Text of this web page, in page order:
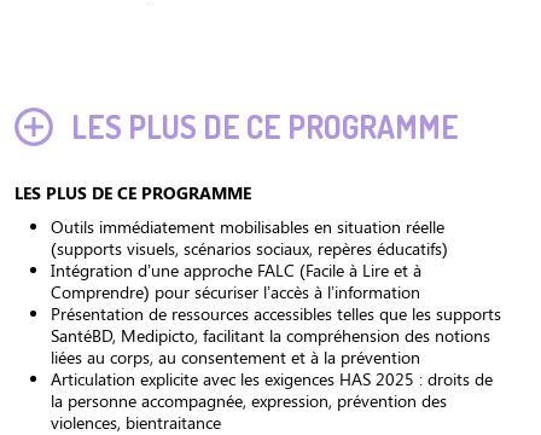
LES PLUS DE CE PROGRAMME
LES PLUS DE CE PROGRAMME
Outils immédiatement mobilisables en situation réelle
(supports visuels, scénarios sociaux, repères éducatifs)
Intégration d’une approche FALC (Facile à Lire et à
Comprendre) pour sécuriser l’accès à l’information
Présentation de ressources accessibles telles que les supports
SantéBD, Medipicto, facilitant la compréhension des notions
liées au corps, au consentement et à la prévention
Articulation explicite avec les exigences HAS 2025 : droits de
la personne accompagnée, expression, prévention des
violences, bientraitance